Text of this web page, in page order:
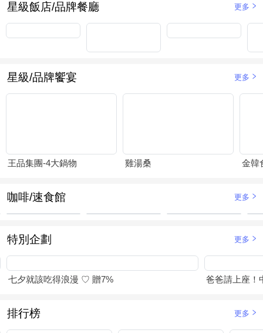
星級飯店/品牌餐廳 更多
星級/品牌饗宴 更多
王品集團-4大鍋物 雞湯桑 金韓
咖啡/速食館 更多
特別企劃 更多
七夕就該吃得浪漫 ♡ 贈7% 爸爸請上座！
排行榜 更多